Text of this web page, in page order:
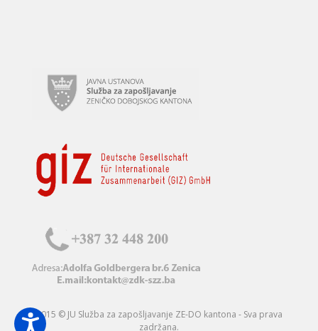
2015 © JU Služba za zapošljavanje ZE-DO kantona - Sva prava
zadržana.